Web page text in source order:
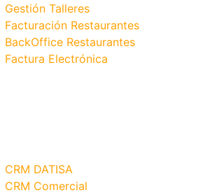
Gestión Talleres
Facturación Restaurantes
BackOffice Restaurantes
Factura Electrónica
CRM DATISA
CRM Comercial